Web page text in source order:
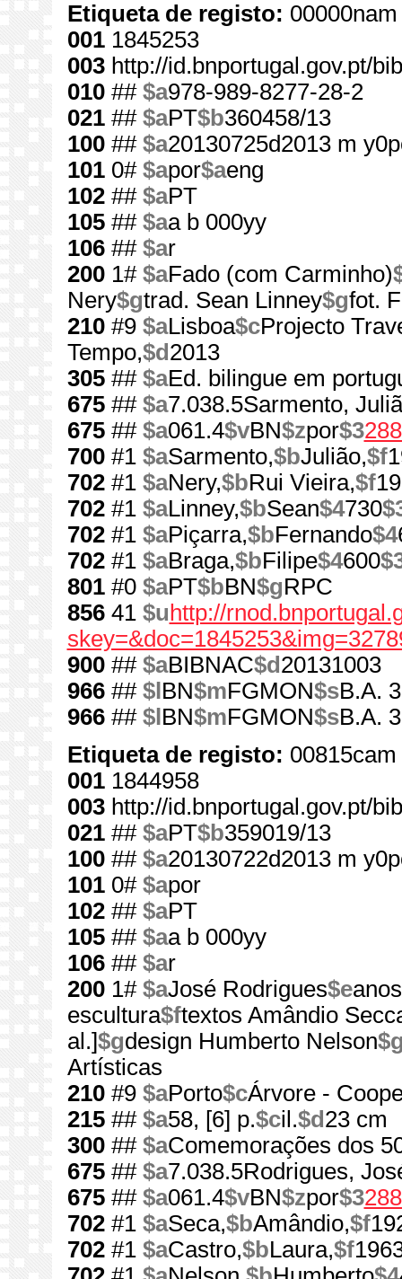
Etiqueta de registo:
0011845253
003http://id.bnportugal.gov.pt/
010## $a978-989-8277-28-2
021## $aPT$b360458/13
100## $a20130725d2013 m
1010# $apor$aeng
102## $aPT
105## $aa b 000yy
106## $ar
2001# $aFado (com Carminho)
Nery$gtrad. Sean Linney$gfot.
210#9 $aLisboa$cProjecto
Tempo,$d 2013
305## $aEd. bilingue em
675## $a7.038.5Sarmento,
675## $a061.4$vBN$zpor$3
700#1 $aSarmento,$bJulião,$f
702#1 $aNery,$bRui Vieira,$f
702#1 $aLinney,$bSean$4730
702#1 $aPiçarra,$bFernando$4
702#1 $aBraga,$bFilipe$4600
801#0 $aPT$bBN$gRPC
85641 $u http://
900## $aBIBNAC$d 20131003
966## $l BN$mFGMON$sB.A.
966## $l BN$mFGMON$sB.A.
Etiqueta de registo:
0011844958
003http://id.bnportugal.gov.pt/
021## $aPT$b359019/13
100## $a20130722d2013 m
1010# $apor
102## $aPT
105## $aa b 000yy
106## $ar
2001# $aJosé Rodrigues$e
escultura$ftextos Amândio
al.]$gdesign Humberto Nelson
Artísticas
210#9 $aPorto$cÁrvore -
215## $a58, [6] p.$cil.$d 23 cm
300## $aComemorações dos
675## $a7.038.5Rodrigues,
675## $a061.4$vBN$zpor$3
702#1 $aSeca,$bAmândio,$f
702#1 $aCastro,$bLaura,$f